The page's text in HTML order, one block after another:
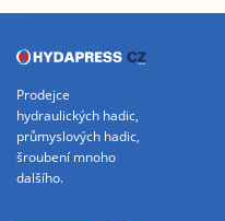
Prodejce
hydraulických hadic,
průmyslových hadic,
šroubení mnoho
dalšího.